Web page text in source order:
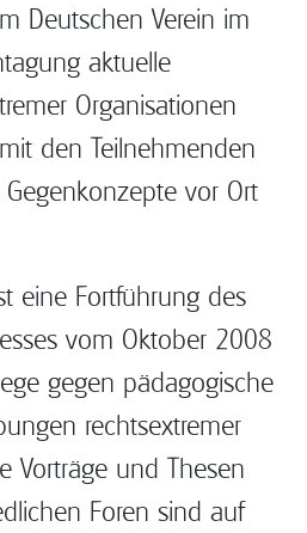
Deutschen Verein im
aktuelle
Organisationen
den Teilnehmenden
vor Ort
eine Fortführung des
vom Oktober 2008
gegen pädagogische
rechtsextremer
Vorträge und Thesen
Foren sind auf